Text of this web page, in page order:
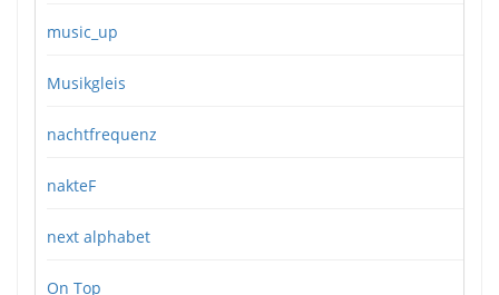
music_up
Musikgleis
nachtfrequenz
nakteF
next alphabet
On Top